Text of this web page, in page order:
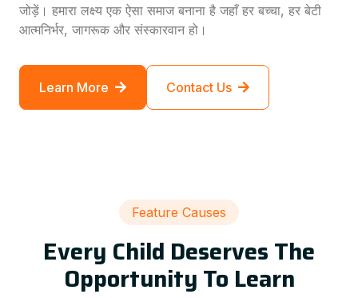
जोड़ें। हमारा लक्ष्य एक ऐसा समाज बनाना है जहाँ हर बच्चा, हर बेटी
आत्मनिर्भर, जागरूक और संस्कारवान हो।
Learn More Contact Us
Feature Causes
Every Child Deserves The
Opportunity To Learn